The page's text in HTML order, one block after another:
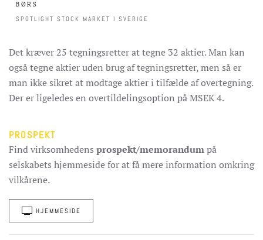
BØRS
SPOTLIGHT STOCK MARKET I SVERIGE
Det kræver 25 tegningsretter at tegne 32 aktier. Man kan
også tegne aktier uden brug af tegningsretter, men så er
man ikke sikret at modtage aktier i tilfælde af overtegning.
Der er ligeledes en overtildelingsoption på MSEK 4.
PROSPEKT
Find virksomhedens prospekt/memorandumpå
selskabets hjemmeside for at få mere information omkring
vilkårene.
HJEMMESIDE